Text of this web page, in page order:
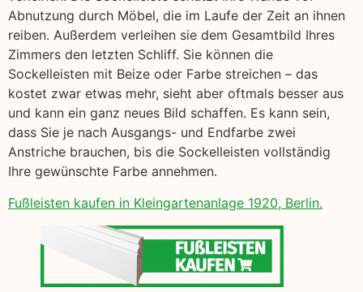
Abnutzung durch Möbel, die im Laufe der Zeit an ihnen
reiben. Außerdem verleihen sie dem Gesamtbild Ihres
Zimmers den letzten Schliff. Sie können die
Sockelleisten mit Beize oder Farbe streichen – das
kostet zwar etwas mehr, sieht aber oftmals besser aus
und kann ein ganz neues Bild schaffen. Es kann sein,
dass Sie je nach Ausgangs- und Endfarbe zwei
Anstriche brauchen, bis die Sockelleisten vollständig
Ihre gewünschte Farbe annehmen.
Fußleisten kaufen in Kleingartenanlage 1920, Berlin.